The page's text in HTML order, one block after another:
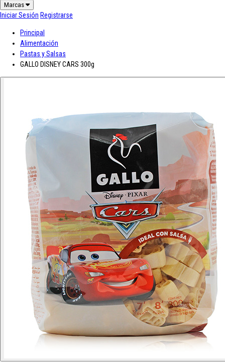
Marcas
Asturiana Baron D'Arignac
vino JB
CH Rousseau Calvet
ColacaoColavita Condes de AlbareiCristalDiat Radisson Dubonnet
Gallina BlancaGallo Grand Sud Hero Jolca Lolea
Mar de Frades Mc Harrison Miró Nozeco Ortiz
Paelleras El Cid
Peñascal Pommery Prado Vega
Ramón
Roqueta Russian Standard
Saffroman Sandeman Santa Julia Santiveri Sisca Solan de Cabras
SuzeTarradellas Tom Cherry Trabanco Villa Massa
Vivaldi
Viña Los Boldos
Iniciar Sesión Registrarse
Principal
Alimentación
Pastas y Salsas
GALLO DISNEY CARS 300g